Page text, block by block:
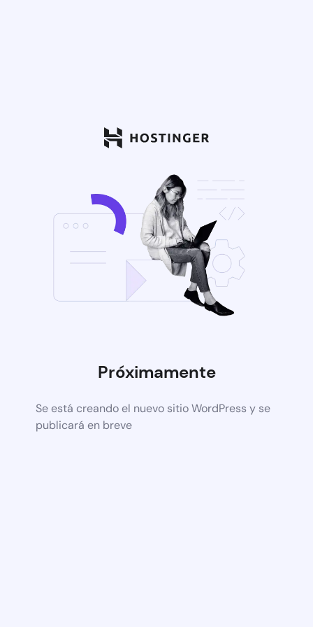
Próximamente
Se está creando el nuevo sitio WordPress y se
publicará en breve